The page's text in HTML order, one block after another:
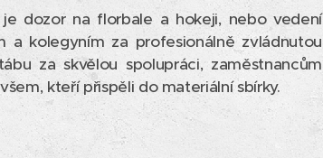
dozor na florbale a hokeji, nebo vedení
a kolegyním za profesionálně zvládnutou
za skvělou spolupráci, zaměstnancům
kteří přispěli do materiální sbírky.